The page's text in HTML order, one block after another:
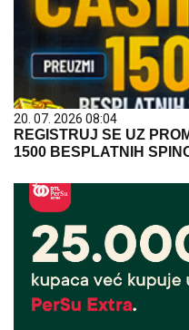
20. 07. 2026 08:04
REGISTRUJ SE UZ
1500 BESPLATNIH